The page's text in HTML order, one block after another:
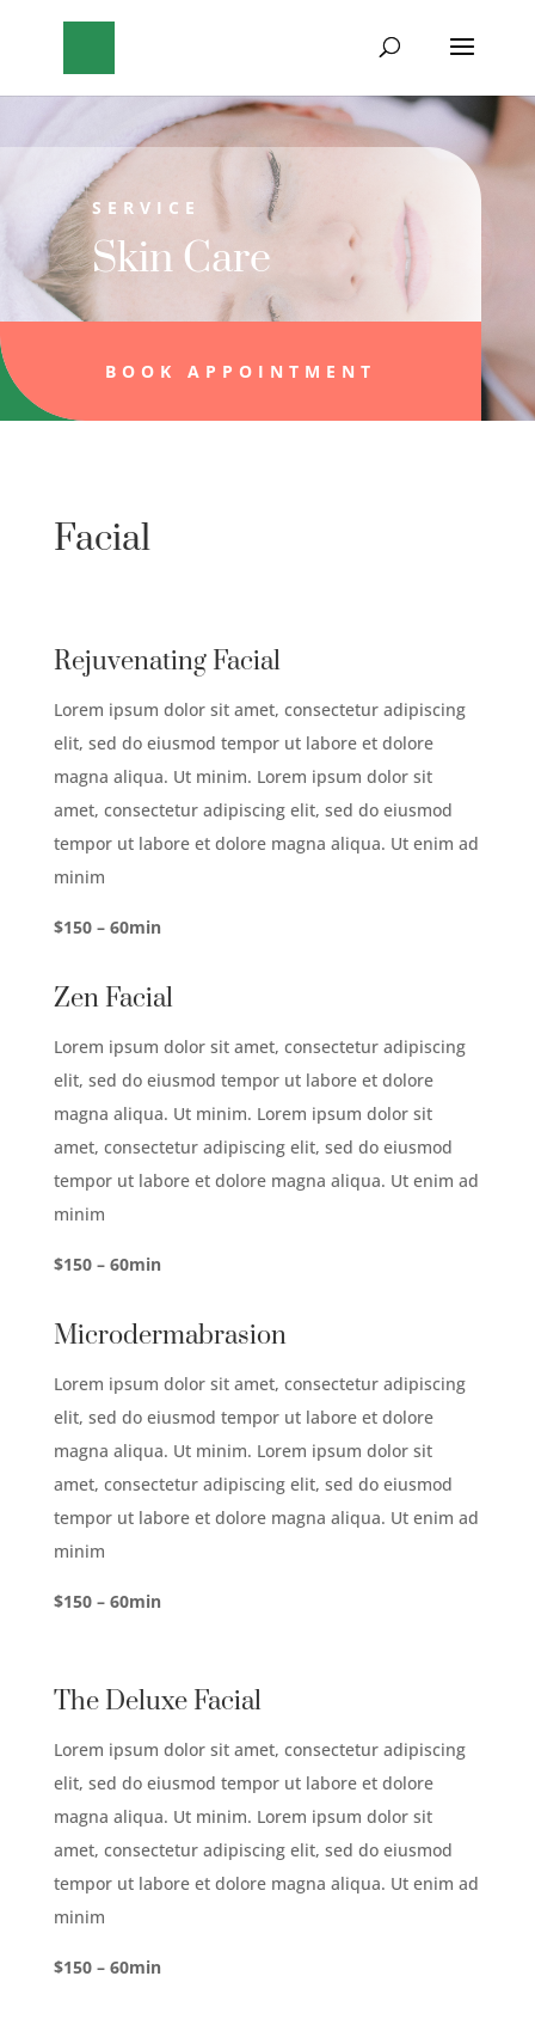
SERVICE
Skin Care
BOOK APPOINTMENT
Facial
Rejuvenating Facial
Lorem ipsum dolor sit amet, consectetur adipiscing
elit, sed do eiusmod tempor ut labore et dolore
magna aliqua. Ut minim. Lorem ipsum dolor sit
amet, consectetur adipiscing elit, sed do eiusmod
tempor ut labore et dolore magna aliqua. Ut enim ad
minim
$150 – 60min
Zen Facial
Lorem ipsum dolor sit amet, consectetur adipiscing
elit, sed do eiusmod tempor ut labore et dolore
magna aliqua. Ut minim. Lorem ipsum dolor sit
amet, consectetur adipiscing elit, sed do eiusmod
tempor ut labore et dolore magna aliqua. Ut enim ad
minim
$150 – 60min
Microdermabrasion
Lorem ipsum dolor sit amet, consectetur adipiscing
elit, sed do eiusmod tempor ut labore et dolore
magna aliqua. Ut minim. Lorem ipsum dolor sit
amet, consectetur adipiscing elit, sed do eiusmod
tempor ut labore et dolore magna aliqua. Ut enim ad
minim
$150 – 60min
The Deluxe Facial
Lorem ipsum dolor sit amet, consectetur adipiscing
elit, sed do eiusmod tempor ut labore et dolore
magna aliqua. Ut minim. Lorem ipsum dolor sit
amet, consectetur adipiscing elit, sed do eiusmod
tempor ut labore et dolore magna aliqua. Ut enim ad
minim
$150 – 60min